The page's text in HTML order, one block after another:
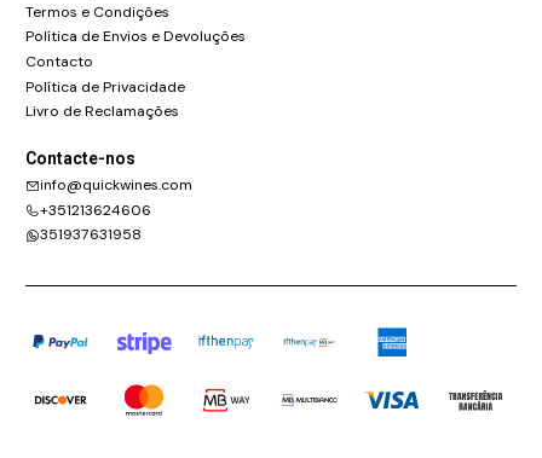
Termos e Condições
Política de Envios e Devoluções
Contacto
Política de Privacidade
Livro de Reclamações
Contacte-nos
info@quickwines.com
+351213624606
351937631958